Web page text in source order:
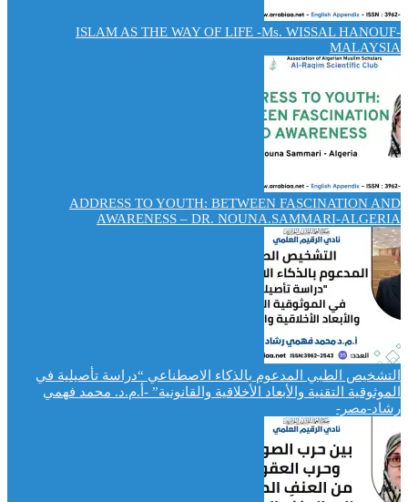
ISLAM AS THE WAY OF LIFE -Ms. WISSAL HANOUF-
MALAYSIA
ADDRESS TO YOUTH: BETWEEN FASCINATION AND
AWARENESS – DR. NOUNA.SAMMARI-ALGERIA
التشخيص الطبي المدعوم بالذكاء الاصطناعي “دراسة تأصيلية في
الموثوقية التقنية والأبعاد الأخلاقية والقانونية” -أ.م.د. محمد فهمي
رشاد-مصر-